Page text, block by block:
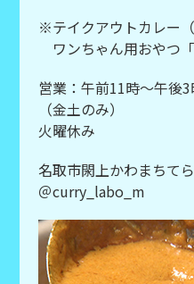
※テイクアウトカレー
ワンちゃん用おやつ
営業：午前11時～午後
（金土のみ）
火曜休み
名取市閖上かわまちて
＠curry_labo_m